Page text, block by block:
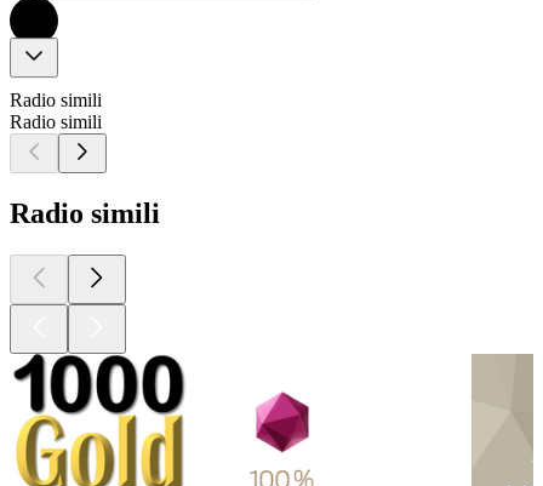
Radio simili
Radio simili
Radio simili